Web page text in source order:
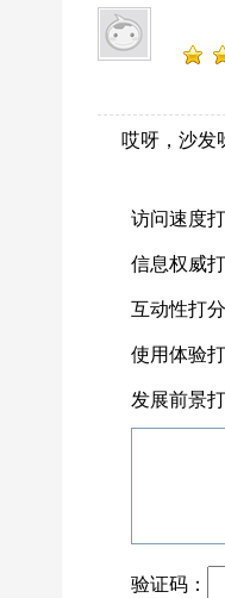
哎呀，沙发
访问速度
信息权威
互动性打分
使用体验
发展前景
验证码：